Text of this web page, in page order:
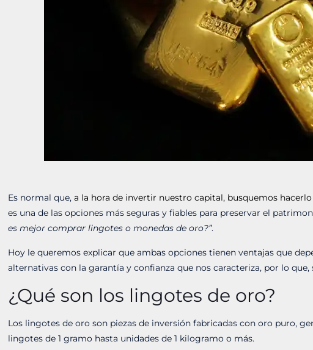
Es normal que,a la hora de invertir nuestro capital, busquemos
es una de las opciones más seguras y fiables para preservar el
es mejor comprar lingotes o monedas de oro?”.
Hoy le queremos explicar que ambas opciones tienen ventajas que
alternativas con la garantía y confianza que nos caracteriza, por lo
¿Qué son los lingotes de oro?
Los lingotes de oro son piezas de inversión fabricadas con oro puro,
lingotes de 1 gramo hasta unidades de 1 kilogramo o más.